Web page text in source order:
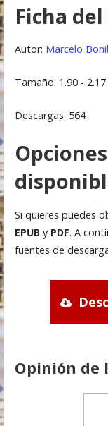
Ficha
Autor: Marcelo
Tamaño: 1.90 -
Descargas: 564
Si quieres puedes
EPUBy PDF. A
fuentes de
Opinión de